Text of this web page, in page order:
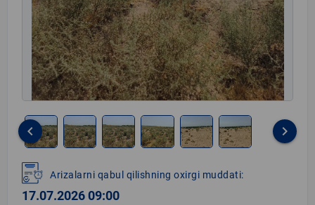
1
of
6
keyboard_arrow_left keyboard_arrow_right
Arizalarni qabul qilishning oxirgi muddati:
17.07.2026 09:00